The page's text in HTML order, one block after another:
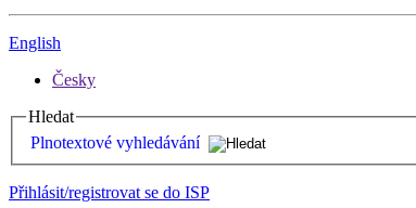
English
Česky
Hledat
Plnotextové vyhledávání
Přihlásit/registrovat se do ISP